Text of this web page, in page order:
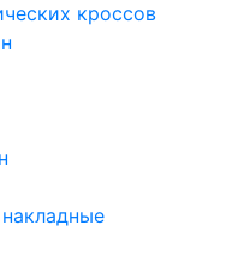
кроссов